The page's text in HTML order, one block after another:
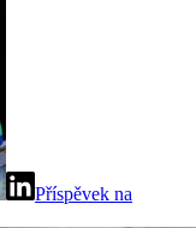
Příspěvek na